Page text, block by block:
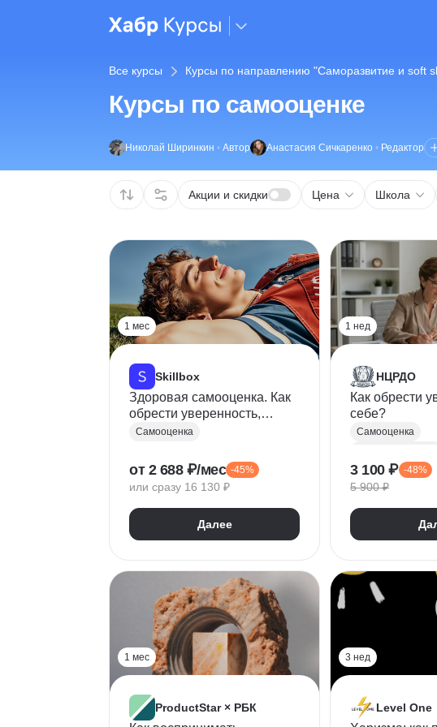
Все курсы Курсы по направлению "Саморазвитие и soft
Курсы по самооценке
Николай Ширинкин • Автор Анастасия Сичкаренко • Редактор
Акции и скидки Цена Школа
1 мес
Skillbox
Здоровая самооценка. Как
обрести уверенность,
принять и полюбить себя
Самооценка
от 2 688 ₽/мес -45%
или сразу 16 130 ₽
Далее
1 нед
НЦРДО
Как обрести
себе?
Самооценка
3 100 ₽ -48%
5 900 ₽
1 мес
ProductStar × РБК
3 нед
Level One